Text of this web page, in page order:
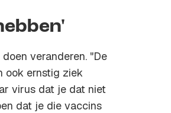
veranderen. "De
ook ernstig ziek
virus dat je dat niet
dat je die vaccins